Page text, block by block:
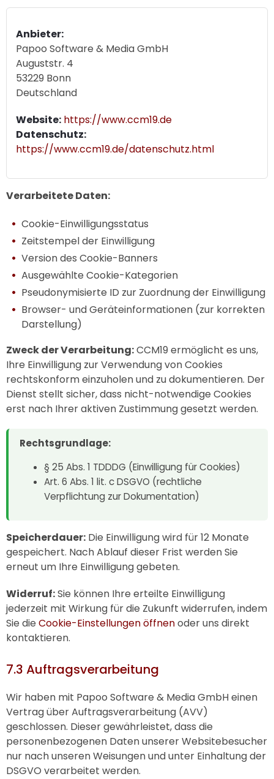
Anbieter:
Papoo Software & Media GmbH
Auguststr. 4
53229 Bonn
Deutschland
Website: https://www.ccm19.de
Datenschutz:
https://www.ccm19.de/datenschutz.html
Verarbeitete Daten:
Cookie-Einwilligungsstatus
Zeitstempel der Einwilligung
Version des Cookie-Banners
Ausgewählte Cookie-Kategorien
Pseudonymisierte ID zur Zuordnung der Einwilligung
Browser- und Geräteinformationen (zur korrekten
Darstellung)
Zweck der Verarbeitung:CCM19 ermöglicht es uns,
Ihre Einwilligung zur Verwendung von Cookies
rechtskonform einzuholen und zu dokumentieren. Der
Dienst stellt sicher, dass nicht-notwendige Cookies
erst nach Ihrer aktiven Zustimmung gesetzt werden.
Rechtsgrundlage:
§ 25 Abs. 1 TDDDG (Einwilligung für Cookies)
Art. 6 Abs. 1 lit. c DSGVO (rechtliche
Verpflichtung zur Dokumentation)
Speicherdauer: Die Einwilligung wird für 12 Monate
gespeichert. Nach Ablauf dieser Frist werden Sie
erneut um Ihre Einwilligung gebeten.
Widerruf:Sie können Ihre erteilte Einwilligung
jederzeit mit Wirkung für die Zukunft widerrufen, indem
Sie die Cookie-Einstellungen öffnenoder uns direkt
kontaktieren.
7.3 Auftragsverarbeitung
Wir haben mit Papoo Software & Media GmbH einen
Vertrag über Auftragsverarbeitung (AVV)
geschlossen. Dieser gewährleistet, dass die
personenbezogenen Daten unserer Websitebesucher
nur nach unseren Weisungen und unter Einhaltung der
DSGVO verarbeitet werden.